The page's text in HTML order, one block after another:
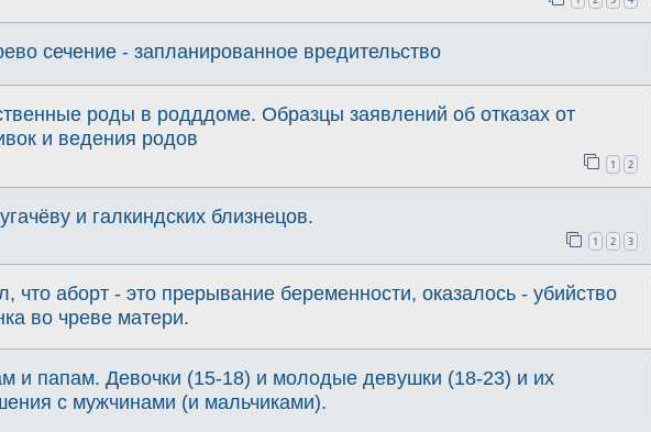
сечение - запланированное вредительство
роды в родддоме. Образцы заявлений об отказах от
и ведения родов
1 2
и галкиндских близнецов.
1 2 3
что аборт - это прерывание беременности, оказалось - убийство
во чреве матери.
и папам. Девочки (15-18) и молодые девушки (18-23) и их
с мужчинами (и мальчиками).